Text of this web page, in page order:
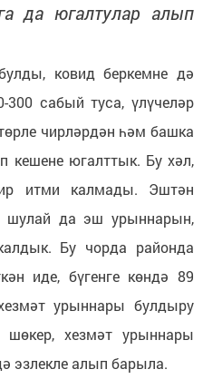
да югалтулар алып
ковид беркемне дә
сабый туса, үлүчеләр
чирләрдән һәм башка
кешене югалттык. Бу хәл,
итми калмады. Эштән
шулай да эш урыннарын,
Бу чорда районда
иде, бүгенге көндә 89
урыннары булдыру
хезмәт урыннары
эзлекле алып барыла.